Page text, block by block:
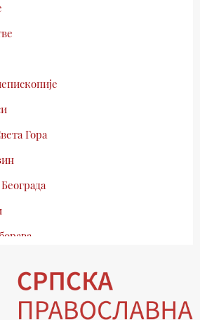
Гора
Порфирија